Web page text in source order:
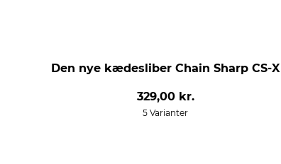
Den nye kædesliber Chain Sharp CS-X
329,00 kr.
5 Varianter